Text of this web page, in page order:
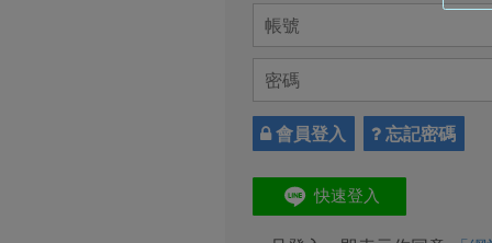
會員登入 忘記密碼